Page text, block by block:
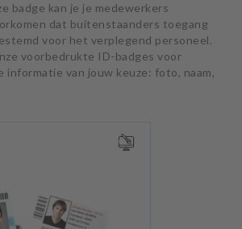
badge kan je je medewerkers
dat buitenstaanders toegang
voor het verplegend personeel.
voorbedrukte ID-badges voor
informatie van jouw keuze: foto, naam,